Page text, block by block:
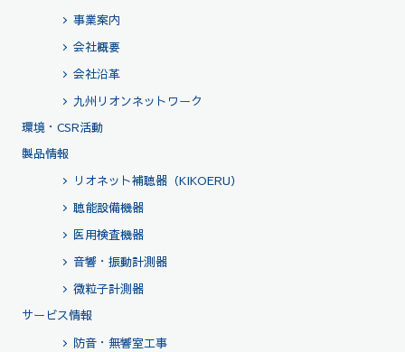
事業案内
会社概要
会社沿革
九州リオンネットワーク
環境・CSR活動
製品情報
リオネット補聴器（KIKOERU）
聴能設備機器
医用検査機器
音響・振動計測器
微粒子計測器
サービス情報
防音・無響室工事